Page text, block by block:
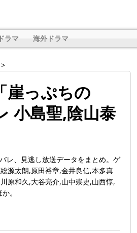
ラマ 海外ドラマ
>
崖っぷちの
小島聖,陰山泰
レ、見逃し放送データをまとめ。ゲ
源太朗,原田裕章,金井良信,本多真
原和久,大谷亮介,山中崇史,山西惇,
。